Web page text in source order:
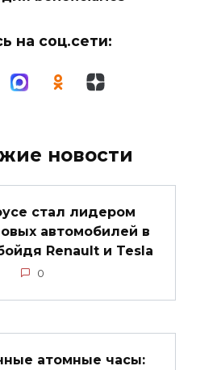
на соц.сети:
новости
стал лидером
автомобилей в
Renault и Tesla
0
атомные часы: